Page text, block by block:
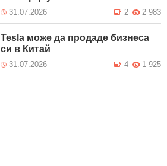
31.07.2026 2 983
2
Tesla може да продаде бизнеса
си в Китай
31.07.2026 1 925
4